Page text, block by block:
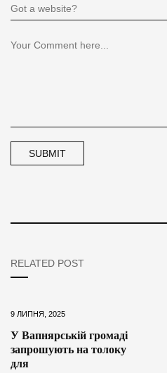
RELATED POST
9 ЛИПНЯ, 2025
У Вапнярській громаді
запрошують на толоку
для